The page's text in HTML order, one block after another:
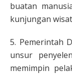
buatan
kunjungan
5. Pemerintah
unsur
memimpin